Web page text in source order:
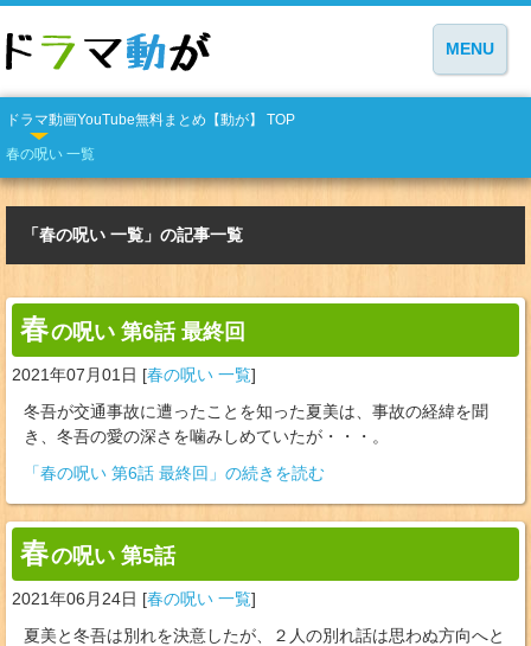
MENU
ドラマ動画YouTube無料まとめ【動が】 TOP
春の呪い 一覧
「春の呪い 一覧」の記事一覧
春の呪い 第6話 最終回
2021年07月01日 [春の呪い 一覧]
冬吾が交通事故に遭ったことを知った夏美は、事故の経緯を聞
き、冬吾の愛の深さを噛みしめていたが・・・。
「春の呪い 第6話 最終回」の続きを読む
春の呪い 第5話
2021年06月24日 [春の呪い 一覧]
夏美と冬吾は別れを決意したが、２人の別れ話は思わぬ方向へと